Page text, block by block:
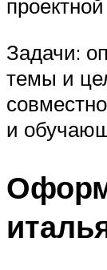
Задачи:
темы и
и